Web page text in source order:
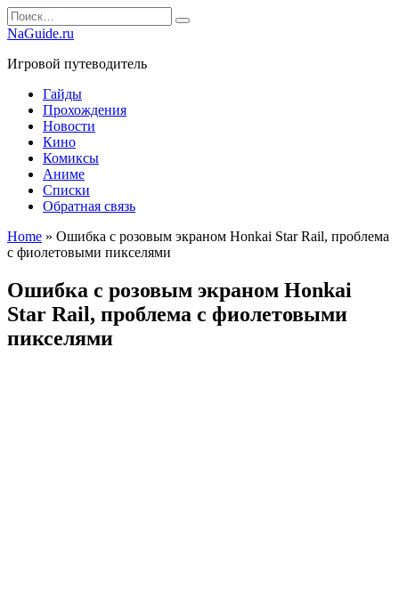
Перейти
к
Search
for:
NaGuide.ru
Игровой путеводитель
Гайды
Прохождения
Новости
Кино
Комиксы
Аниме
Списки
Обратная связь
Home » Ошибка с розовым экраном Honkai Star Rail, проблема
с фиолетовыми пикселями
Ошибка с розовым экраном Honkai
Star Rail, проблема с фиолетовыми
пикселями